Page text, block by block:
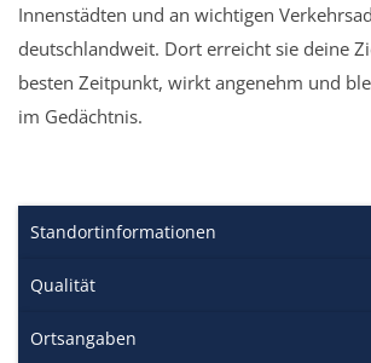
Innenstädten und an wichtigen
deutschlandweit. Dort erreicht sie deine
besten Zeitpunkt, wirkt angenehm und
im Gedächtnis.
Standortinformationen
Qualität
Ortsangaben